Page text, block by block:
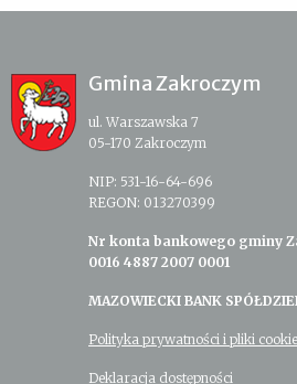
Gmina Zakroczym
ul. Warszawska 7
05-170 Zakroczym
NIP: 531-16-64-696
REGON: 013270399
Nr konta bankowego gminy
0016 4887 2007 0001
MAZOWIECKI BANK
Polityka prywatności i pliki
Deklaracja dostępności